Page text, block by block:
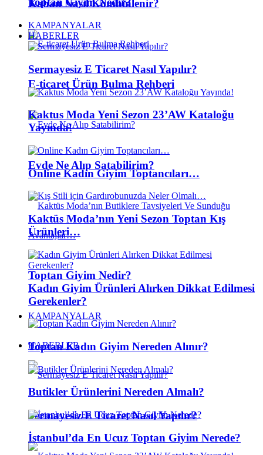
Kaban Nasıl Kombinlenir?
E-ticaret Ürün Bulma Rehberi
Evde Ne Alıp Satabilirim?
Toptan Giyim Nedir?
KAMPANYALAR
HABERLER
Sermayesiz E Ticaret Nasıl Yapılır?
KAMPANYALAR
HABERLER
Sermayesiz E Ticaret Nasıl Yapılır?
Kaktus Moda Yeni Sezon 23’AW Kataloğu
Yayında!
Online Kadın Giyim Toptancıları…
Kaktüs Moda’nın Yeni Sezon Toptan Kış
Ürünleri…
Kadın Giyim Ürünleri Alırken Dikkat Edilmesi
Gerekenler?
Toptan Kadın Giyim Nereden Alınır?
Butikler Ürünlerini Nereden Almalı?
İstanbul’da En Ucuz Toptan Giyim Nerede?